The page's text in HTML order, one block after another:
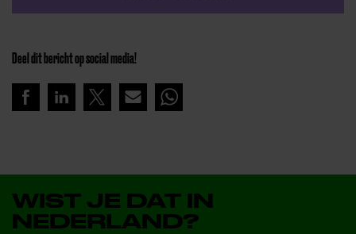
Deel dit bericht op social media!
WIST JE DAT IN
NEDERLAND?